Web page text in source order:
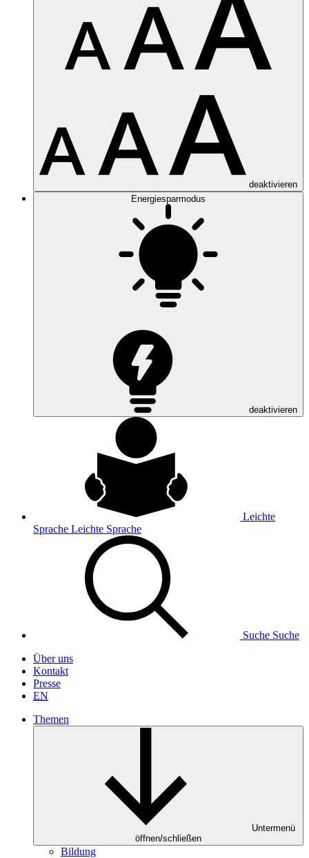
deaktivieren
Energiesparmodus
deaktivieren
Leichte
Sprache Leichte Sprache
Suche Suche
Über uns
Kontakt
Presse
EN
Themen
Untermenü
öffnen/schließen
Bildung